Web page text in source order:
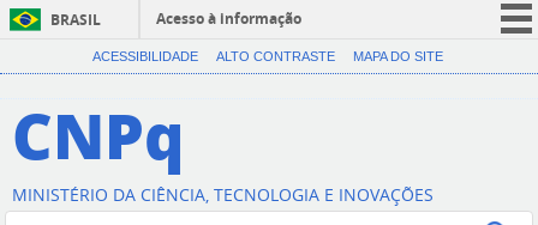
BRASIL
Acesso à informação
CORONAVÍRUS (COVID-19)
Canais
ACESSIBILIDADE ALTO CONTRASTE MAPA DO SITE
CNPq
MINISTÉRIO DA CIÊNCIA, TECNOLOGIA E INOVAÇÕES